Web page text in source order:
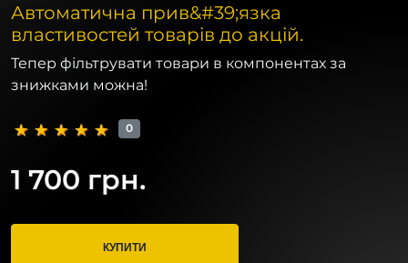
Автоматична прив&#39;язка
властивостей товарів до акцій.
Тепер фільтрувати товари в компонентах за
знижками можна!
0
1 700 грн.
КУПИТИ